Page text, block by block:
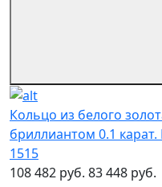
Кольцо из белого
бриллиантом 0.1
1515
108 482 руб. 83 448 руб.